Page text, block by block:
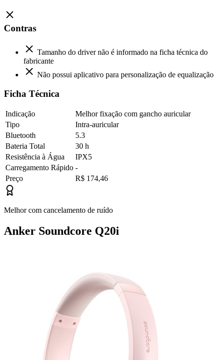
Contras
Tamanho do driver não é informado na ficha técnica do
fabricante
Não possui aplicativo para personalização de equalização
Ficha Técnica
Indicação
Melhor fixação com gancho auricular
Tipo
Intra-auricular
Bluetooth
5.3
Bateria Total
30 h
Resistência à Água
IPX5
Carregamento Rápido -
Preço
R$ 174,46
Melhor com cancelamento de ruído
Anker Soundcore Q20i